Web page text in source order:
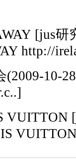
[jus研
http://
(2009-10-
VUITTON